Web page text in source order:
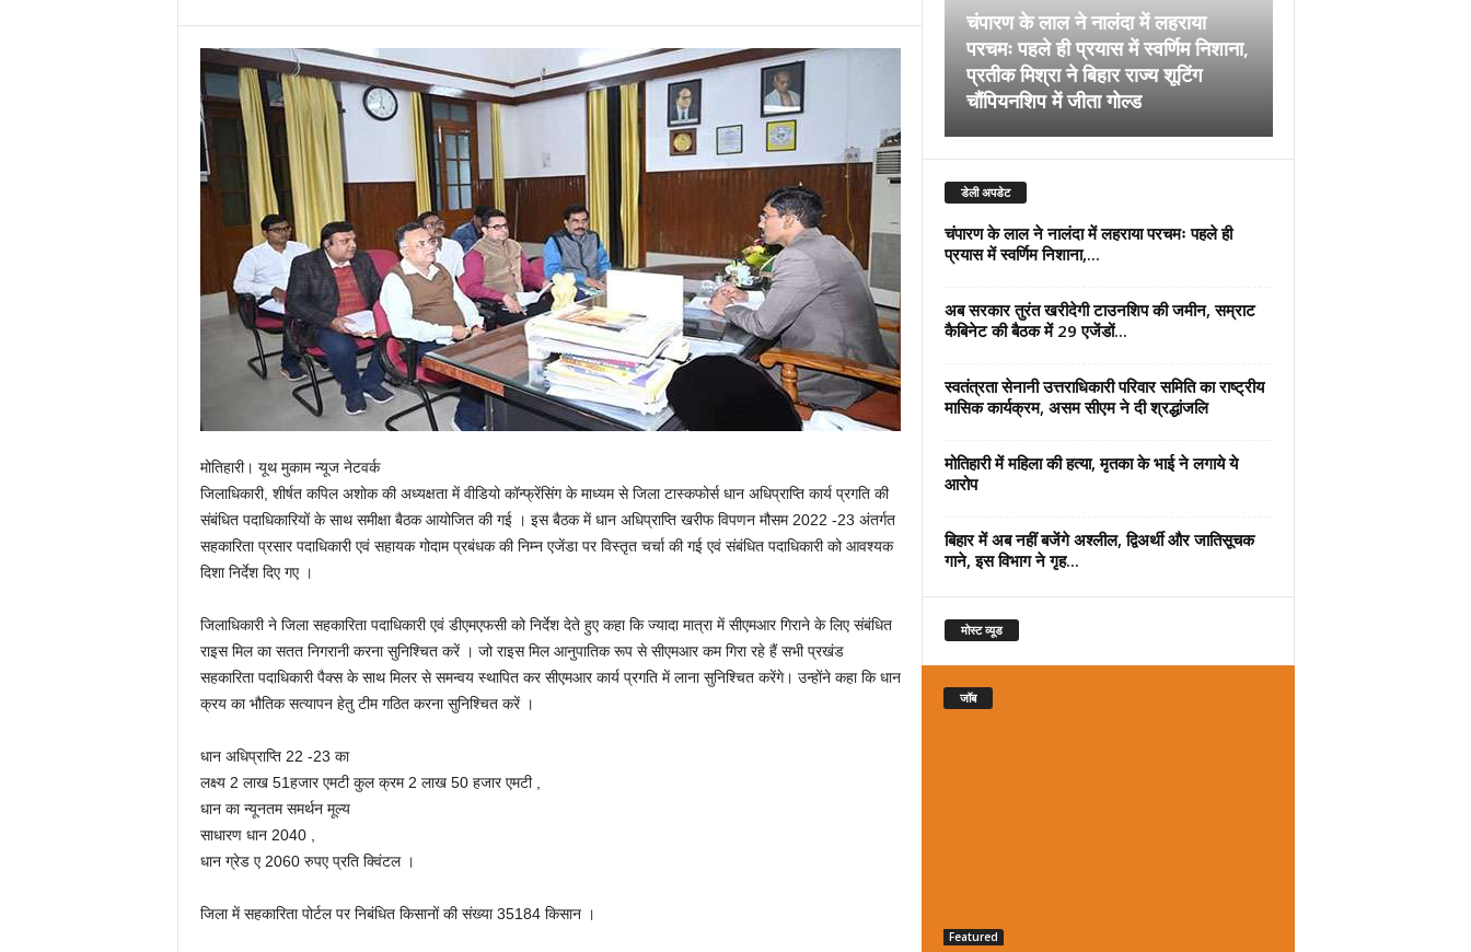
मोतिहारी। यूथ मुकाम न्यूज नेटवर्क
जिलाधिकारी, शीर्षत कपिल अशोक की अध्यक्षता में वीडियो कॉन्फ्रेंसिंग के माध्यम से जिला टास्कफोर्स धान अधिप्राप्ति कार्य प्रगति की
संबंधित पदाधिकारियों के साथ समीक्षा बैठक आयोजित की गई । इस बैठक में धान अधिप्राप्ति खरीफ विपणन मौसम 2022 -23 अंतर्गत
सहकारिता प्रसार पदाधिकारी एवं सहायक गोदाम प्रबंधक की निम्न एजेंडा पर विस्तृत चर्चा की गई एवं संबंधित पदाधिकारी को आवश्यक
दिशा निर्देश दिए गए ।
जिलाधिकारी ने जिला सहकारिता पदाधिकारी एवं डीएमएफसी को निर्देश देते हुए कहा कि ज्यादा मात्रा में सीएमआर गिराने के लिए संबंधित
राइस मिल का सतत निगरानी करना सुनिश्चित करें । जो राइस मिल आनुपातिक रूप से सीएमआर कम गिरा रहे हैं सभी प्रखंड
सहकारिता पदाधिकारी पैक्स के साथ मिलर से समन्वय स्थापित कर सीएमआर कार्य प्रगति में लाना सुनिश्चित करेंगे। उन्होंने कहा कि धान
क्रय का भौतिक सत्यापन हेतु टीम गठित करना सुनिश्चित करें ।
धान अधिप्राप्ति 22 -23 का
लक्ष्य 2 लाख 51हजार एमटी कुल क्रम 2 लाख 50 हजार एमटी ,
धान का न्यूनतम समर्थन मूल्य
साधारण धान 2040 ,
धान ग्रेड ए 2060 रुपए प्रति क्विंटल ।
जिला में सहकारिता पोर्टल पर निबंधित किसानों की संख्या 35184 किसान ।
चंपारण के लाल ने नालंदा में लहराया
परचमः पहले ही प्रयास में स्वर्णिम निशाना,
प्रतीक मिश्रा ने बिहार राज्य शूटिंग
चौंपियनशिप में जीता गोल्ड
डेली अपडेट
चंपारण के लाल ने नालंदा में लहराया परचमः पहले ही
प्रयास में स्वर्णिम निशाना,...
अब सरकार तुरंत खरीदेगी टाउनशिप की जमीन, सम्राट
कैबिनेट की बैठक में 29 एजेंडों...
स्वतंत्रता सेनानी उत्तराधिकारी परिवार समिति का राष्ट्रीय
मासिक कार्यक्रम, असम सीएम ने दी श्रद्धांजलि
मोतिहारी में महिला की हत्या, मृतका के भाई ने लगाये ये
आरोप
बिहार में अब नहीं बजेंगे अश्लील, द्विअर्थी और जातिसूचक
गाने, इस विभाग ने गृह...
मोस्ट व्यूड
जॉब
Featured